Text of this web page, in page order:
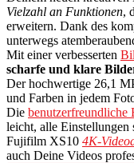
Vielzahl an Funktionen,
erweitern. Dank des
unterwegs
Mit einer verbesserten
scharfe und klare
Der hochwertige 26,1
und Farben in jedem
Die benutzerfreundliche
leicht, alle Einstellungen
Fujifilm XS10 4K-
auch Deine Videos